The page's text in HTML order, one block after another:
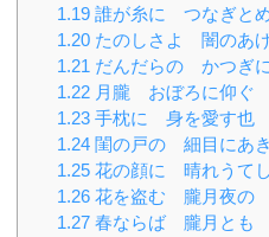
1.19 誰が糸に つなぎと
1.20 たのしさよ 闇のあ
1.21 だんだらの かつぎ
1.22 月朧 おぼろに仰ぐ
1.23 手枕に 身を愛す也
1.24 閨の戸の 細目にあ
1.25 花の顔に 晴れうて
1.26 花を盗む 朧月夜の
1.27 春ならば 朧月とも